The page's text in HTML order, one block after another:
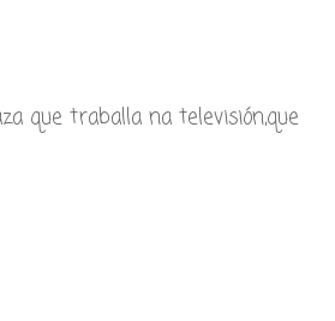
que traballa na televisión,que